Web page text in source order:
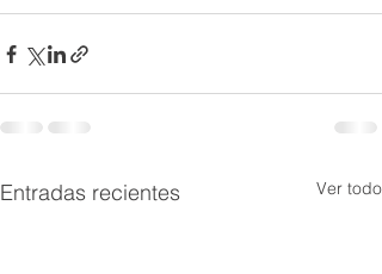
Entradas recientes Ver todo